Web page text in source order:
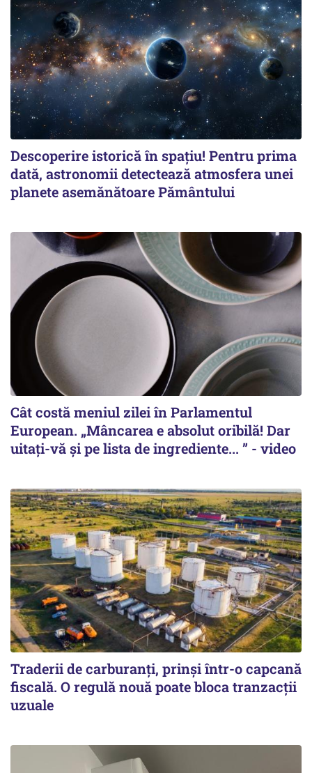
Descoperire istorică în spațiu! Pentru prima
dată, astronomii detectează atmosfera unei
planete asemănătoare Pământului
Cât costă meniul zilei în Parlamentul
European. „Mâncarea e absolut oribilă! Dar
uitați-vă și pe lista de ingrediente... ” - video
Traderii de carburanți, prinși într-o capcană
fiscală. O regulă nouă poate bloca tranzacții
uzuale